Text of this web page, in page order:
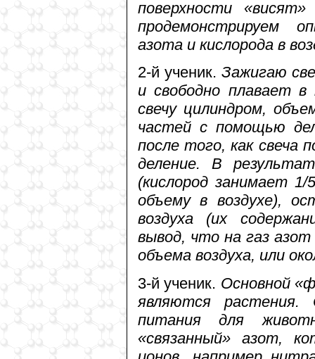
поверхности
продемонстрируем
азота и кислорода в
2-й ученик. Зажигаю
и свободно плавает в
свечу цилиндром,
частей с помощью
после того, как свеча
деление. В
(кислород занимает
объему в воздухе),
воздуха (их
вывод, что на газ
объема воздуха, или
3-й ученик. Основной
являются растения.
питания для
«связанный» азот,